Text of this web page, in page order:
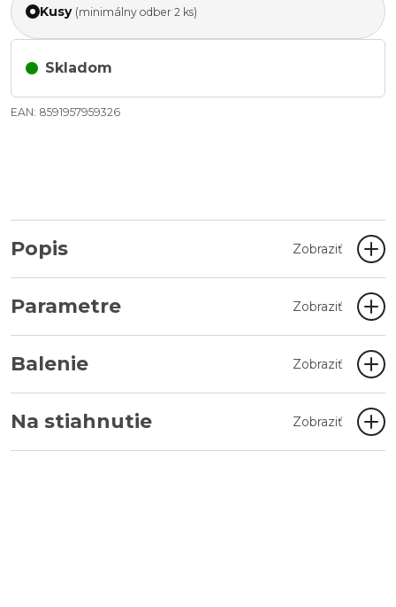
Kusy (minimálny odber 2 ks)
Skladom
EAN: 8591957959326
Popis Zobraziť
Parametre Zobraziť
Balenie Zobraziť
Na stiahnutie Zobraziť